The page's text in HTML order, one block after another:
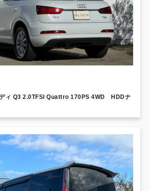
ディ Q3 2.0TFSI Quattro 170PS 4WD HDDナ